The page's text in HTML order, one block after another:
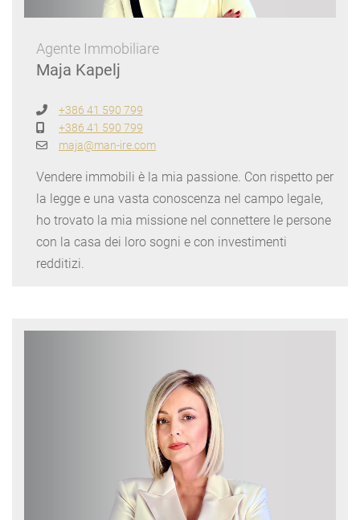
Agente Immobiliare
Maja Kapelj
+386 41 590 799
+386 41 590 799
maja@man-ire.com
Vendere immobili è la mia passione. Con rispetto per
la legge e una vasta conoscenza nel campo legale,
ho trovato la mia missione nel connettere le persone
con la casa dei loro sogni e con investimenti
redditizi.